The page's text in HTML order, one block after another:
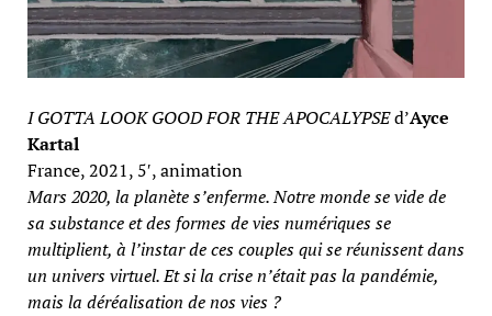
I GOTTA LOOK GOOD FOR THE APOCALYPSEd’Ayce
Kartal
France, 2021, 5′, animation
Mars 2020, la planète s’enferme. Notre monde se vide de
sa substance et des formes de vies numériques se
multiplient, à l’instar de ces couples qui se réunissent dans
un univers virtuel. Et si la crise n’était pas la pandémie,
mais la déréalisation de nos vies ?